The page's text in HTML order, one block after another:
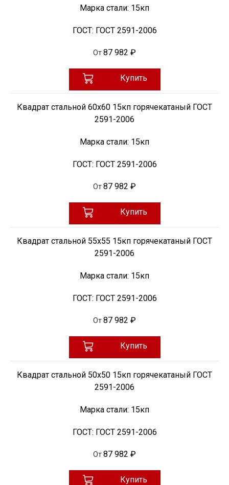
Марка стали: 15кп
ГОСТ: ГОСТ 2591-2006
От87 982 ₽
Купить
Квадрат стальной 60х60 15кп горячекатаный ГОСТ
2591-2006
Марка стали: 15кп
ГОСТ: ГОСТ 2591-2006
От87 982 ₽
Купить
Квадрат стальной 55х55 15кп горячекатаный ГОСТ
2591-2006
Марка стали: 15кп
ГОСТ: ГОСТ 2591-2006
От87 982 ₽
Купить
Квадрат стальной 50х50 15кп горячекатаный ГОСТ
2591-2006
Марка стали: 15кп
ГОСТ: ГОСТ 2591-2006
От87 982 ₽
Купить